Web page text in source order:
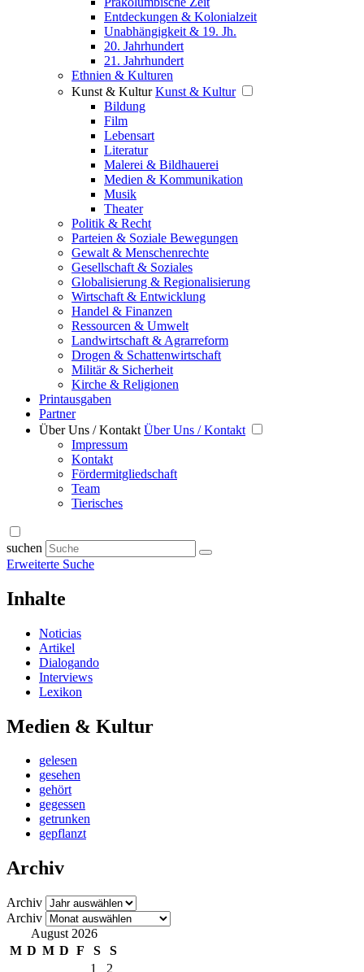
Entdeckungen & Kolonialzeit
Unabhängigkeit & 19. Jh.
20. Jahrhundert
21. Jahrhundert
Ethnien & Kulturen
Kunst & Kultur Kunst & Kultur
Bildung
Film
Lebensart
Literatur
Malerei & Bildhauerei
Medien & Kommunikation
Musik
Theater
Politik & Recht
Parteien & Soziale Bewegungen
Gewalt & Menschenrechte
Gesellschaft & Soziales
Globalisierung & Regionalisierung
Wirtschaft & Entwicklung
Handel & Finanzen
Ressourcen & Umwelt
Landwirtschaft & Agrarreform
Drogen & Schattenwirtschaft
Militär & Sicherheit
Kirche & Religionen
Printausgaben
Partner
Über Uns / Kontakt Über Uns / Kontakt
Impressum
Kontakt
Fördermitgliedschaft
Team
Tierisches
suchen
Erweiterte Suche
Inhalte
Noticias
Artikel
Dialogando
Interviews
Lexikon
Medien & Kultur
gelesen
gesehen
gehört
gegessen
getrunken
gepflanzt
Archiv
Archiv
Archiv
August 2026
M D M D F S
S
1
2